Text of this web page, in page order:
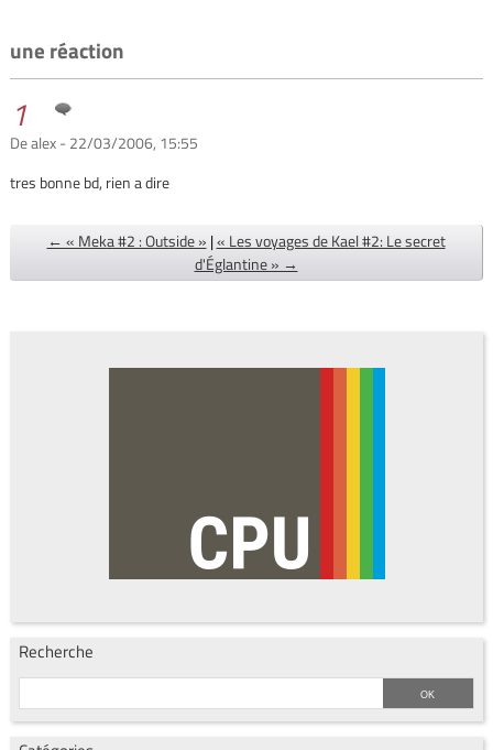
une réaction
1
De alex - 22/03/2006, 15:55
tres bonne bd, rien a dire
← « Meka #2 : Outside » |« Les voyages de Kael #2: Le secret
d'Églantine » →
Recherche